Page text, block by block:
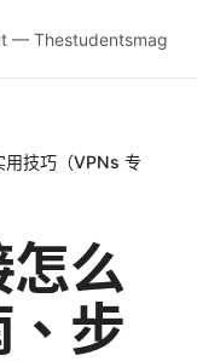
— Thestudentsmag
用技巧（VPNs 专
么
步